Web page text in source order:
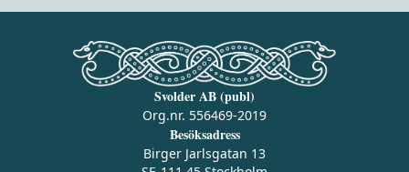
Svolder AB (publ)
Org.nr. 556469-2019
Besöksadress
Birger Jarlsgatan 13